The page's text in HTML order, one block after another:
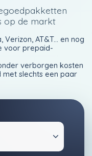
op de markt
AT&T... en nog
voor prepaid-
verborgen kosten
slechts een paar